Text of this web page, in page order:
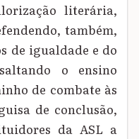
literária,
também,
de igualdade e do
o ensino
de combate às
de conclusão,
da ASL a